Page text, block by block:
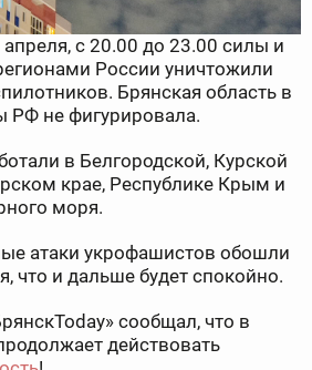
с 20.00 до 23.00 силы и
России уничтожили
Брянская область в
РФ не фигурировала.
в Белгородской, Курской
крае, Республике Крым и
моря.
атаки укрофашистов обошли
что и дальше будет спокойно.
сообщал, что в
действовать